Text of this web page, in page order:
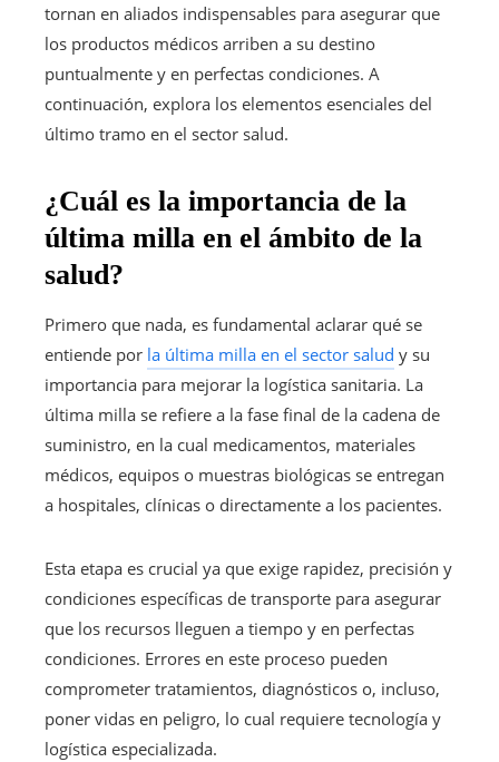
tornan en aliados indispensables para asegurar que
los productos médicos arriben a su destino
puntualmente y en perfectas condiciones. A
continuación, explora los elementos esenciales del
último tramo en el sector salud.
¿Cuál es la importancia de la
última milla en el ámbito de la
salud?
Primero que nada, es fundamental aclarar qué se
entiende por la última milla en el sector salud y su
importancia para mejorar la logística sanitaria. La
última milla se refiere a la fase final de la cadena de
suministro, en la cual medicamentos, materiales
médicos, equipos o muestras biológicas se entregan
a hospitales, clínicas o directamente a los pacientes.
Esta etapa es crucial ya que exige rapidez, precisión y
condiciones específicas de transporte para asegurar
que los recursos lleguen a tiempo y en perfectas
condiciones. Errores en este proceso pueden
comprometer tratamientos, diagnósticos o, incluso,
poner vidas en peligro, lo cual requiere tecnología y
logística especializada.